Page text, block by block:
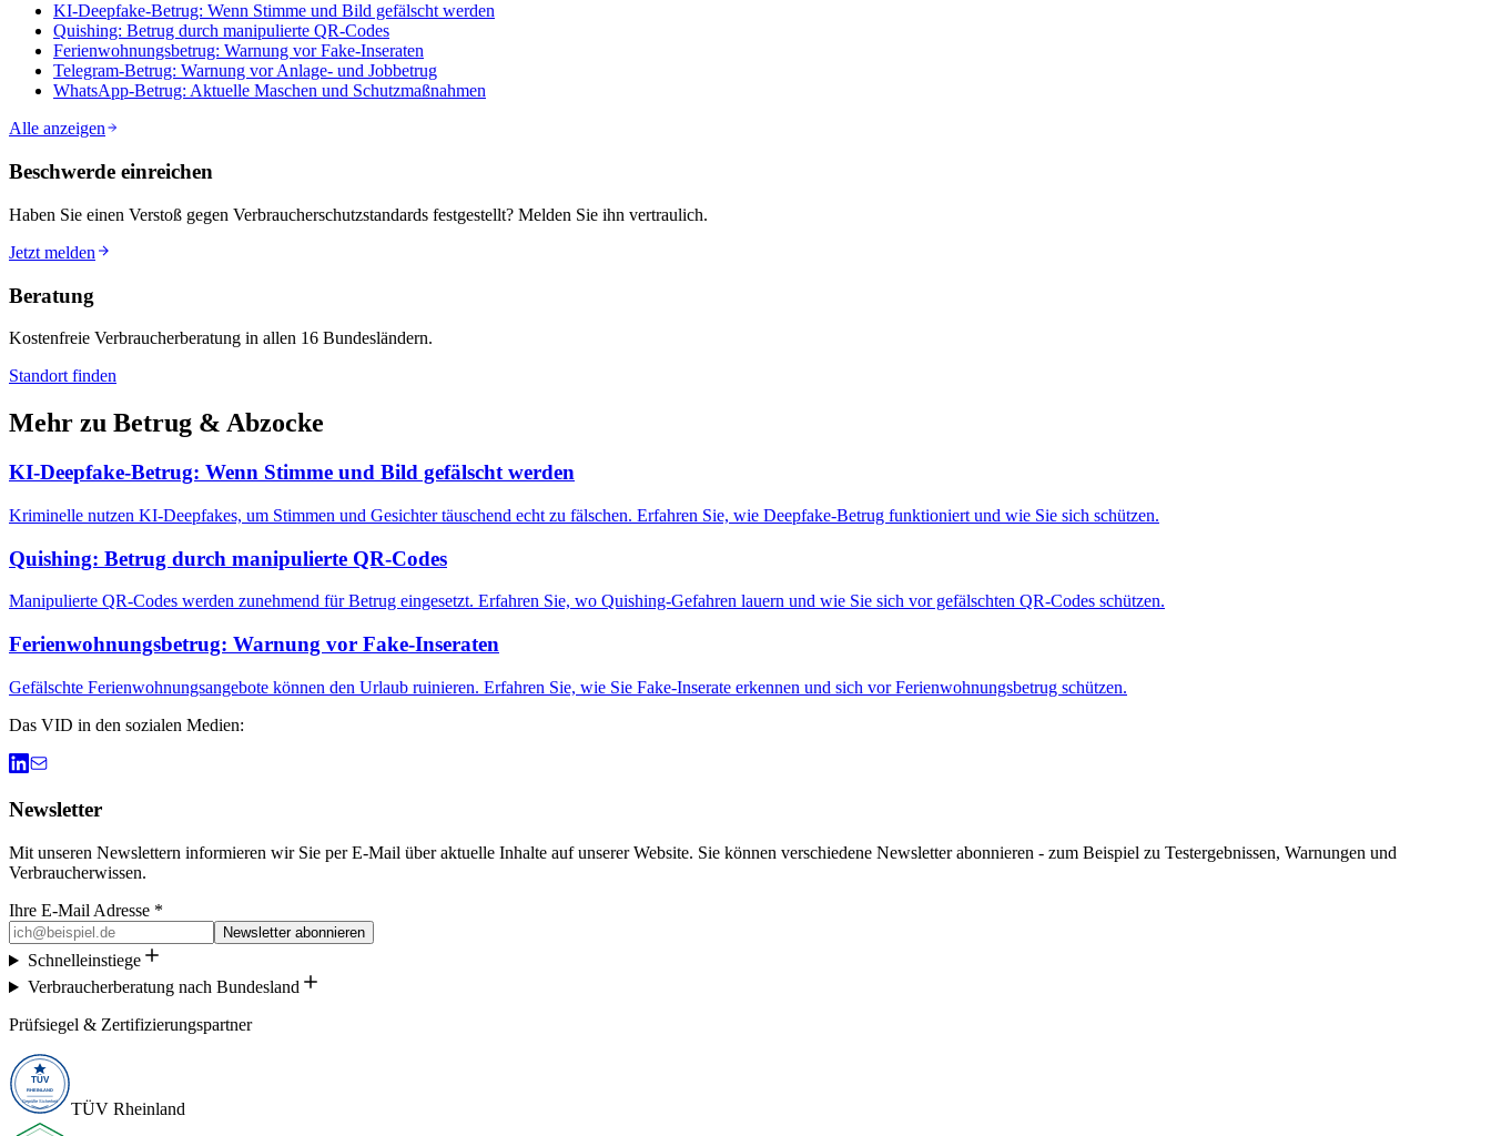
KI-Deepfake-Betrug: Wenn Stimme und Bild gefälscht werden
Quishing: Betrug durch manipulierte QR-Codes
Ferienwohnungsbetrug: Warnung vor Fake-Inseraten
Telegram-Betrug: Warnung vor Anlage- und Jobbetrug
WhatsApp-Betrug: Aktuelle Maschen und Schutzmaßnahmen
Alle anzeigen
Beschwerde einreichen
Haben Sie einen Verstoß gegen Verbraucherschutzstandards festgestellt? Melden Sie ihn vertraulich.
Jetzt melden
Beratung
Kostenfreie Verbraucherberatung in allen 16 Bundesländern.
Standort finden
Mehr zu Betrug & Abzocke
KI-Deepfake-Betrug: Wenn Stimme und Bild gefälscht werden
Kriminelle nutzen KI-Deepfakes, um Stimmen und Gesichter täuschend echt zu fälschen. Erfahren Sie, wie Deepfake-Betrug funktioniert und wie Sie sich schützen.
Quishing: Betrug durch manipulierte QR-Codes
Manipulierte QR-Codes werden zunehmend für Betrug eingesetzt. Erfahren Sie, wo Quishing-Gefahren lauern und wie Sie sich vor gefälschten QR-Codes schützen.
Ferienwohnungsbetrug: Warnung vor Fake-Inseraten
Gefälschte Ferienwohnungsangebote können den Urlaub ruinieren. Erfahren Sie, wie Sie Fake-Inserate erkennen und sich vor Ferienwohnungsbetrug schützen.
Das VID in den sozialen Medien:
Newsletter
Mit unseren Newslettern informieren wir Sie per E-Mail über aktuelle Inhalte auf unserer Website. Sie können verschiedene Newsletter abonnieren - zum Beispiel zu Testergebnissen, Warnungen und
Verbraucherwissen.
Ihre E-Mail Adresse *
Newsletter abonnieren
Schnelleinstiege
Verbraucherberatung nach Bundesland
Prüfsiegel & Zertifizierungspartner
TÜV Rheinland